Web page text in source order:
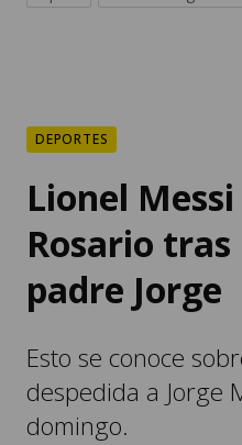
DEPORTES
Lionel
Rosario
padre Jorge
Esto se conoce
despedida a Jorge
domingo.